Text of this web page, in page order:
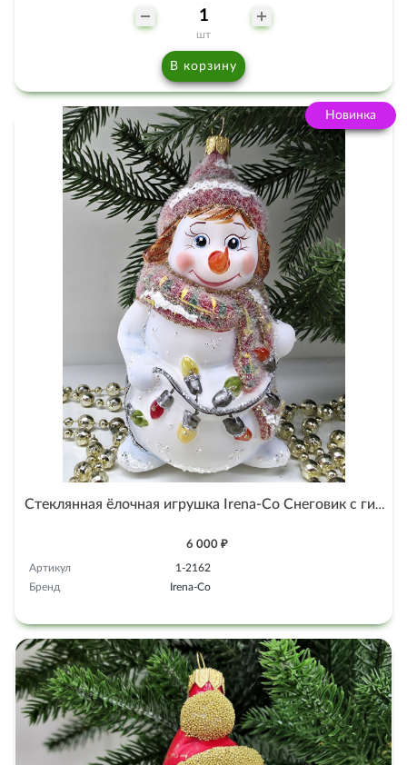
шт
В корзину
Новинка
Стеклянная ёлочная игрушка Irena-Co Снеговик с гирляндой-2
6 000 ₽
Артикул
1-2162
Бренд
Irena-Co